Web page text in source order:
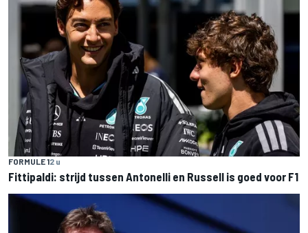
FORMULE 12 u
Fittipaldi: strijd tussen Antonelli en Russell is goed voor F1